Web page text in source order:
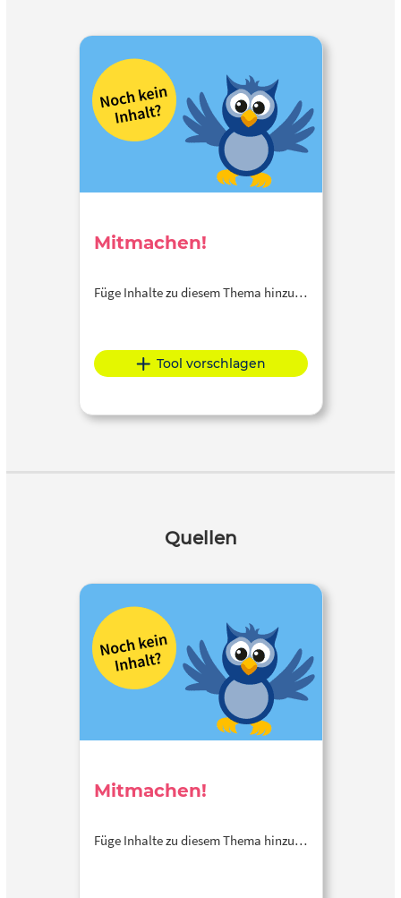
Mitmachen!
Füge Inhalte zu diesem Thema hinzu…
Tool vorschlagen
Quellen
Mitmachen!
Füge Inhalte zu diesem Thema hinzu…